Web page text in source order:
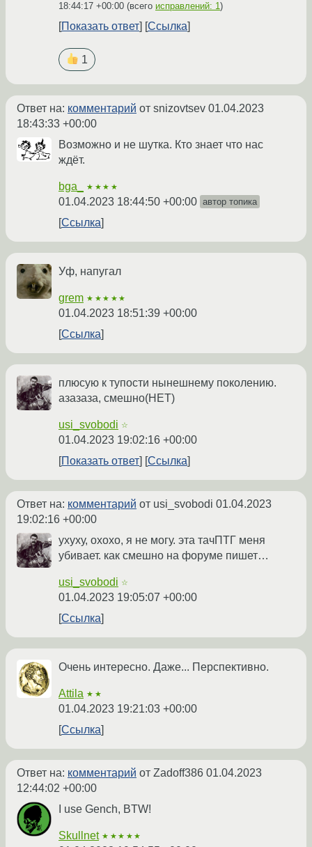
18:44:17 +00:00 (всего исправлений: 1)
Показать ответ Ссылка
1
Ответ на: комментарий от snizovtsev 01.04.2023
18:43:33 +00:00
Возможно и не шутка. Кто знает что нас
ждёт.
bga_ ★★★★
01.04.2023 18:44:50 +00:00 автор топика
Ссылка
Уф, напугал
grem ★★★★★
01.04.2023 18:51:39 +00:00
Ссылка
плюсую к тупости нынешнему поколению.
азазаза, смешно(НЕТ)
usi_svobodi ☆
01.04.2023 19:02:16 +00:00
Показать ответ
Ссылка
Ответ на: комментарий от usi_svobodi 01.04.2023
19:02:16 +00:00
ухуху, охохо, я не могу. эта тачПТГ меня
убивает. как смешно на форуме пишет…
usi_svobodi ☆
01.04.2023 19:05:07 +00:00
Ссылка
Очень интересно. Даже... Перспективно.
Attila ★★
01.04.2023 19:21:03 +00:00
Ссылка
Ответ на: комментарий от Zadoff386 01.04.2023
12:44:02 +00:00
I use Gench, BTW!
Skullnet ★★★★★